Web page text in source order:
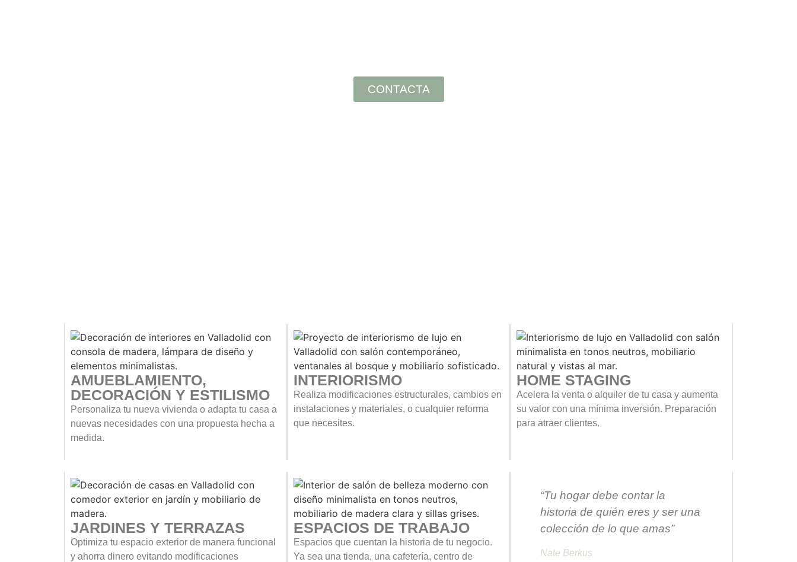
CONTACTA
AMUEBLAMIENTO,
DECORACIÓN Y ESTILISMO
Personaliza tu nueva vivienda o adapta tu casa a
nuevas necesidades con una propuesta hecha a
medida.
INTERIORISMO
Realiza modificaciones estructurales, cambios en
instalaciones y materiales, o cualquier reforma
que necesites.
HOME STAGING
Acelera la venta o alquiler de tu casa y aumenta
su valor con una mínima inversión. Preparación
para atraer clientes.
JARDINES Y TERRAZAS
Optimiza tu espacio exterior de manera funcional
y ahorra dinero evitando modificaciones
ESPACIOS DE TRABAJO
Espacios que cuentan la historia de tu negocio.
Ya sea una tienda, una cafetería, centro de
“Tu hogar debe contar la
historia de quién eres y ser una
colección de lo que amas”
Nate Berkus